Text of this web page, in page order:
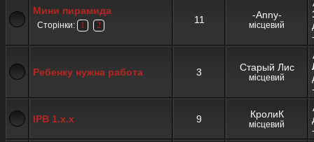
Мини пирамида
Сторінки: 1 2
11 -Anny-
місцевий
Ребенку нужна работа 3 Старый Лис
місцевий
IPB 1.x.x 9 КролиК
місцевий